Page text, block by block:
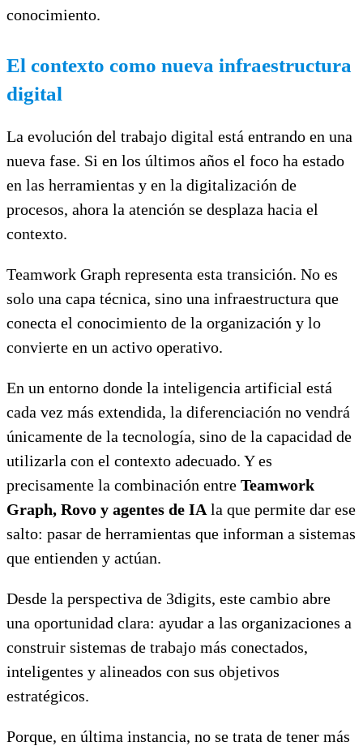
conocimiento.
El contexto como nueva infraestructura
digital
La evolución del trabajo digital está entrando en una
nueva fase. Si en los últimos años el foco ha estado
en las herramientas y en la digitalización de
procesos, ahora la atención se desplaza hacia el
contexto.
Teamwork Graph representa esta transición. No es
solo una capa técnica, sino una infraestructura que
conecta el conocimiento de la organización y lo
convierte en un activo operativo.
En un entorno donde la inteligencia artificial está
cada vez más extendida, la diferenciación no vendrá
únicamente de la tecnología, sino de la capacidad de
utilizarla con el contexto adecuado. Y es
precisamente la combinación entre Teamwork
Graph, Rovo y agentes de IA la que permite dar ese
salto: pasar de herramientas que informan a sistemas
que entienden y actúan.
Desde la perspectiva de 3digits, este cambio abre
una oportunidad clara: ayudar a las organizaciones a
construir sistemas de trabajo más conectados,
inteligentes y alineados con sus objetivos
estratégicos.
Porque, en última instancia, no se trata de tener más